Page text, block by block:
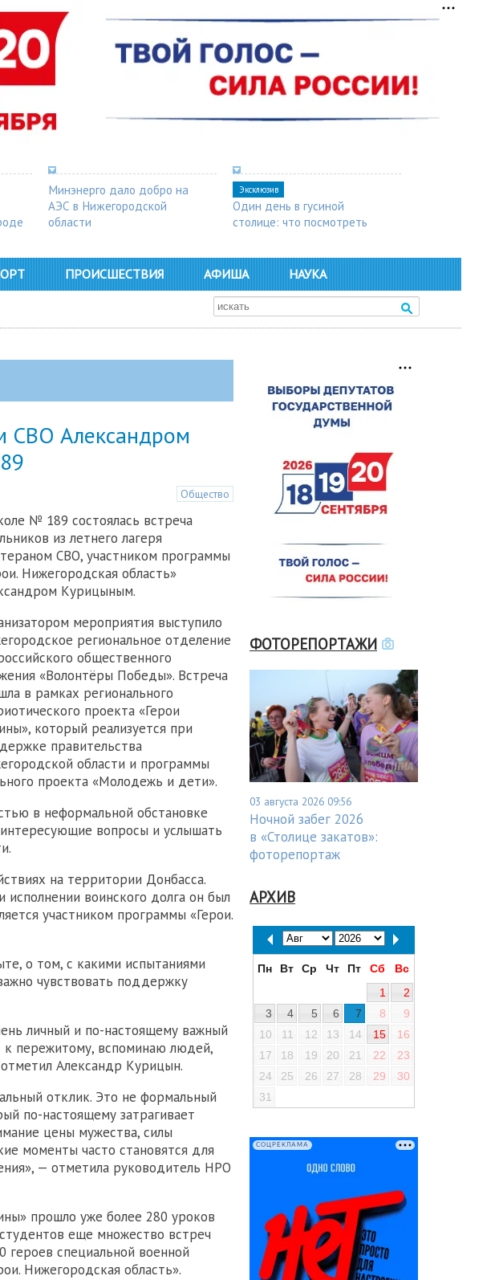
Минэнерго дало добро на
АЭС в Нижегородской
области
Эксклюзив
Один день в гусиной
столице: что посмотреть
ПРОИСШЕСТВИЯ АФИША НАУКА
СВО Александром
Общество
№ 189 состоялась встреча
из летнего лагеря
СВО, участником программы
Нижегородская область»
Курицыным.
мероприятия выступило
региональное отделение
общественного
«Волонтёры Победы». Встреча
в рамках регионального
проекта «Герои
который реализуется при
правительства
области и программы
проекта «Молодежь и дети».
в неформальной обстановке
вопросы и услышать
на территории Донбасса.
воинского долга он был
участником программы «Герои.
о том, с какими испытаниями
чувствовать поддержку
личный и по-настоящему важный
к пережитому, вспоминаю людей,
Александр Курицын.
отклик. Это не формальный
по-настоящему затрагивает
цены мужества, силы
моменты часто становятся для
— отметила руководитель НРО
прошло уже более 280 уроков
еще множество встреч
героев специальной военной
Нижегородская область».
ФОТОРЕПОРТАЖИ
03 августа 2026 09:56
Ночной забег 2026
в «Столице закатов»:
фоторепортаж
АРХИВ
Пн Вт Ср Чт Пт Сб
Вс
1
2
3
4 5 6 7 8
9
10
11 12 13 14 15
16
17
18 19 20 21 22
23
24
25 26 27 28 29
30
31
СОЦРЕКЛАМА